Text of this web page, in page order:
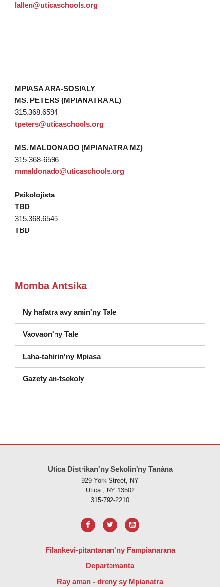
lallen@uticaschools.org
MPIASA ARA-SOSIALY
MS. PETERS (MPIANATRA AL)
315.368.6594
tpeters@uticaschools.org
MS. MALDONADO (MPIANATRA MZ)
315-368-6596
mmaldonado@uticaschools.org
Psikolojista
TBD
315.368.6546
TBD
Momba Antsika
Ny hafatra avy amin'ny Tale
Vaovaon'ny Tale
Laha-tahirin'ny Mpiasa
Gazety an-tsekoly
Utica Distrikan'ny Sekolin'ny Tanàna
929 York Street, NY
Utica , NY 13502
315-792-2210
Filankevi-pitantanan'ny Fampianarana
Departemanta
Ray aman - dreny sy Mpianatra